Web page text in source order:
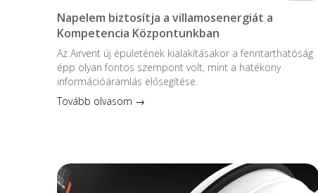
Napelem biztosítja a villamosenergiát a
Kompetencia Központunkban
Az Airvent új épületének kialakításakor a fenntarthatóság
épp olyan fontos szempont volt, mint a hatékony
információáramlás elősegítése.
Tovább olvasom →